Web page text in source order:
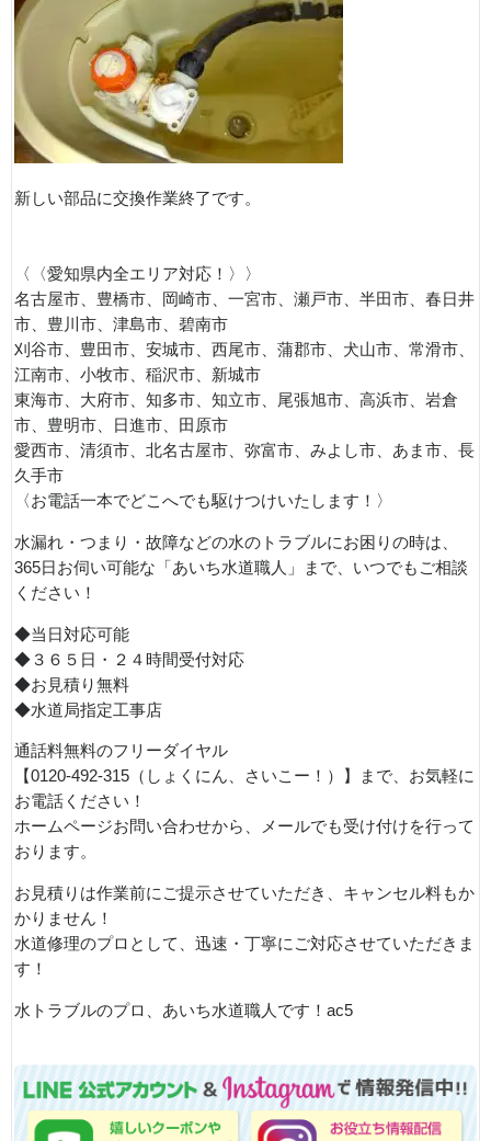
新しい部品に交換作業終了です。
〈〈愛知県内全エリア対応！〉〉
名古屋市、豊橋市、岡崎市、一宮市、瀬戸市、半田市、春日井
市、豊川市、津島市、碧南市
刈谷市、豊田市、安城市、西尾市、蒲郡市、犬山市、常滑市、
江南市、小牧市、稲沢市、新城市
東海市、大府市、知多市、知立市、尾張旭市、高浜市、岩倉
市、豊明市、日進市、田原市
愛西市、清須市、北名古屋市、弥富市、みよし市、あま市、長
久手市
〈お電話一本でどこへでも駆けつけいたします！〉
水漏れ・つまり・故障などの水のトラブルにお困りの時は、
365日お伺い可能な「あいち水道職人」まで、いつでもご相談
ください！
◆当日対応可能
◆３６５日・２４時間受付対応
◆お見積り無料
◆水道局指定工事店
通話料無料のフリーダイヤル
【0120-492-315（しょくにん、さいこー！）】まで、お気軽に
お電話ください！
ホームページお問い合わせから、メールでも受け付けを行って
おります。
お見積りは作業前にご提示させていただき、キャンセル料もか
かりません！
水道修理のプロとして、迅速・丁寧にご対応させていただきま
す！
水トラブルのプロ、あいち水道職人です！ac5